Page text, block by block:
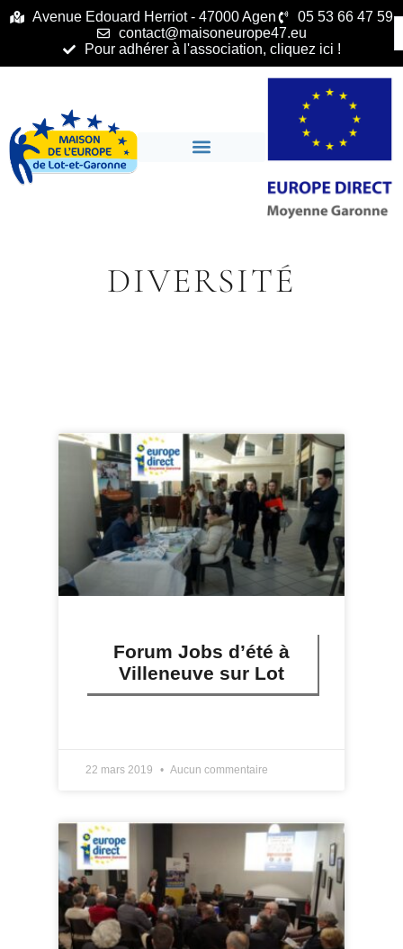
principalAvenue Edouard Herriot - 47000 Agen
05 53 66 47 59
contact@maisoneurope47.eu
Pour adhérer à l'association, cliquez ici !
DIVERSITÉ
Forum Jobs d’été à
Villeneuve sur Lot
22 mars 2019 Aucun commentaire